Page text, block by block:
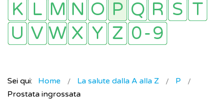
Sei qui: Home La salute dalla A alla Z
P
Prostata ingrossata